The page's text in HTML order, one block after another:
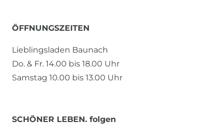
ÖFFNUNGSZEITEN
Lieblingsladen Baunach
Do. & Fr. 14.00 bis 18.00 Uhr
Samstag 10.00 bis 13.00 Uhr
SCHÖNER LEBEN. folgen